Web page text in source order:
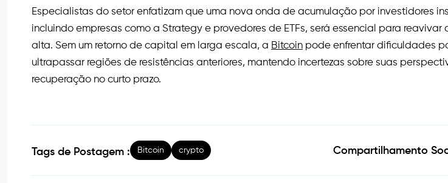
Especialistas do setor enfatizam que uma nova onda de acumulação por investidores
incluindo empresas como a Strategy e provedores de ETFs, será essencial para reavivar
alta. Sem um retorno de capital em larga escala, a Bitcoin pode enfrentar dificuldades
ultrapassar regiões de resistências anteriores, mantendo incertezas sobre suas
recuperação no curto prazo.
Tags de Postagem : Bitcoin crypto Compartilhamento